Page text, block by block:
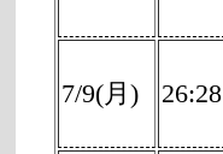
7/9(月) 26:28